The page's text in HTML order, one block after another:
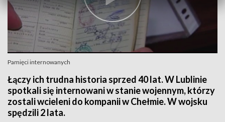
Pamięci internowanych
Łączy ich trudna historia sprzed 40 lat. W Lublinie
spotkali się internowani w stanie wojennym, którzy
zostali wcieleni do kompanii w Chełmie. W wojsku
spędzili 2 lata.